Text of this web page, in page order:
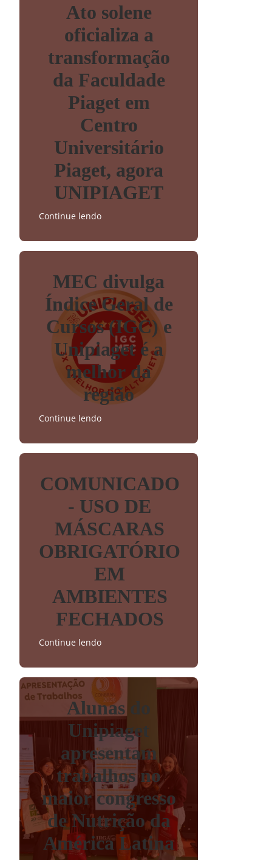
Ato solene
oficializa a
transformação
da Faculdade
Piaget em
Centro
Universitário
Piaget, agora
UNIPIAGET
Continue lendo
MEC divulga
Índice Geral de
Cursos (IGC) e
Unipiaget é a
melhor da
região
Continue lendo
COMUNICADO
- USO DE
MÁSCARAS
OBRIGATÓRIO
EM
AMBIENTES
FECHADOS
Continue lendo
Alunas do
Unipiaget
apresentam
trabalhos no
maior congresso
de Nutrição da
América Latina